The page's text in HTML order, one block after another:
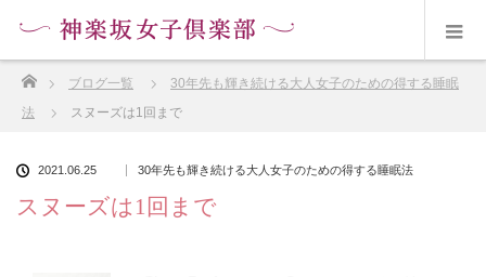
ブログ一覧
30年先も輝き続ける大人女子のための得する睡眠
法
スヌーズは1回まで
2021.06.25 30年先も輝き続ける大人女子のための得する睡眠法
スヌーズは1回まで